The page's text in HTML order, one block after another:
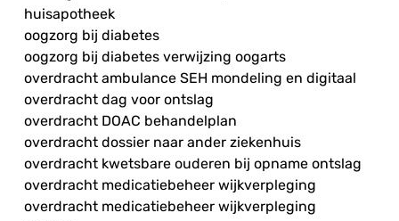
huisapotheek
oogzorg bij diabetes
oogzorg bij diabetes verwijzing oogarts
overdracht ambulance SEH mondeling en digitaal
overdracht dag voor ontslag
overdracht DOAC behandelplan
overdracht dossier naar ander ziekenhuis
overdracht kwetsbare ouderen bij opname ontslag
overdracht medicatiebeheer wijkverpleging
overdracht medicatiebeheer wijkverpleging